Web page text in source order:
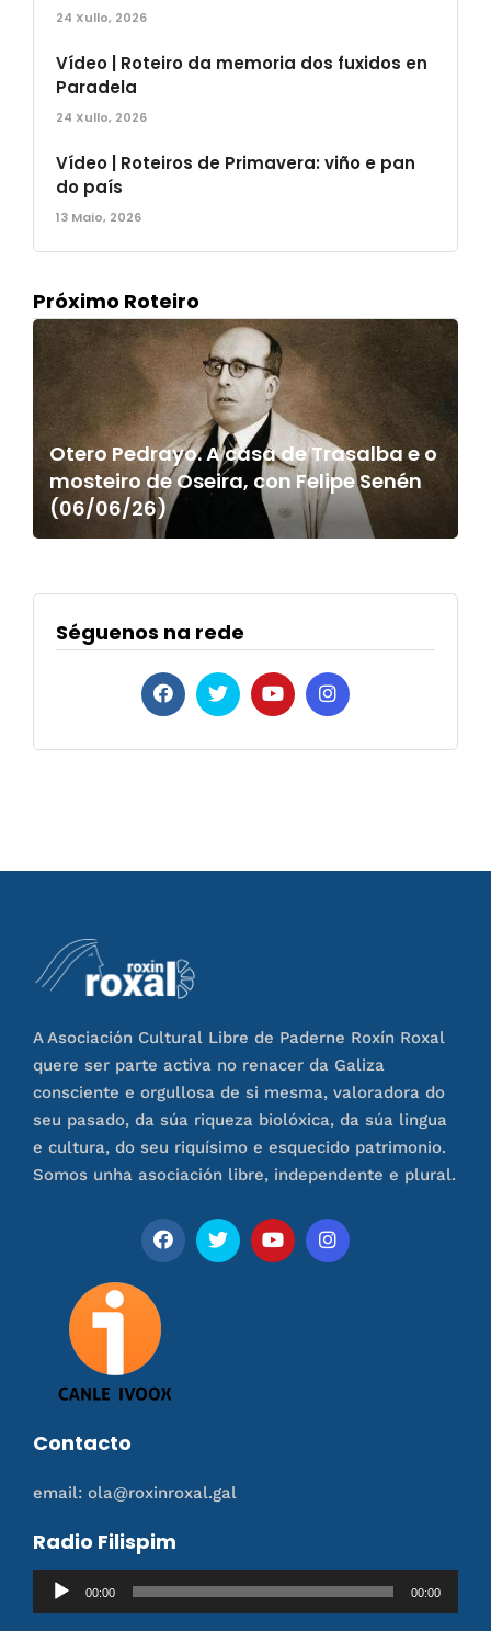
24 Xullo, 2026
Vídeo | Roteiro da memoria dos fuxidos en
Paradela
24 Xullo, 2026
Vídeo | Roteiros de Primavera: viño e pan
do país
13 Maio, 2026
Próximo Roteiro
Otero Pedrayo. A casa de Trasalba e o
mosteiro de Oseira, con Felipe Senén
(06/06/26)
Séguenos na rede
A Asociación Cultural Libre de Paderne Roxín Roxal
quere ser parte activa no renacer da Galiza
consciente e orgullosa de si mesma, valoradora do
seu pasado, da súa riqueza biolóxica, da súa lingua
e cultura, do seu riquísimo e esquecido patrimonio.
Somos unha asociación libre, independente e plural.
Contacto
email: ola@roxinroxal.gal
Radio Filispim
Reproductor
de
00:00 00:00